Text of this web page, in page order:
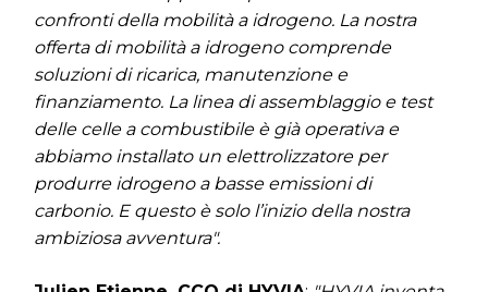
confronti della mobilità a idrogeno. La nostra
offerta di mobilità a idrogeno comprende
soluzioni di ricarica, manutenzione e
finanziamento. La linea di assemblaggio e test
delle celle a combustibile è già operativa e
abbiamo installato un elettrolizzatore per
produrre idrogeno a basse emissioni di
carbonio. E questo è solo l’inizio della nostra
ambiziosa avventura".